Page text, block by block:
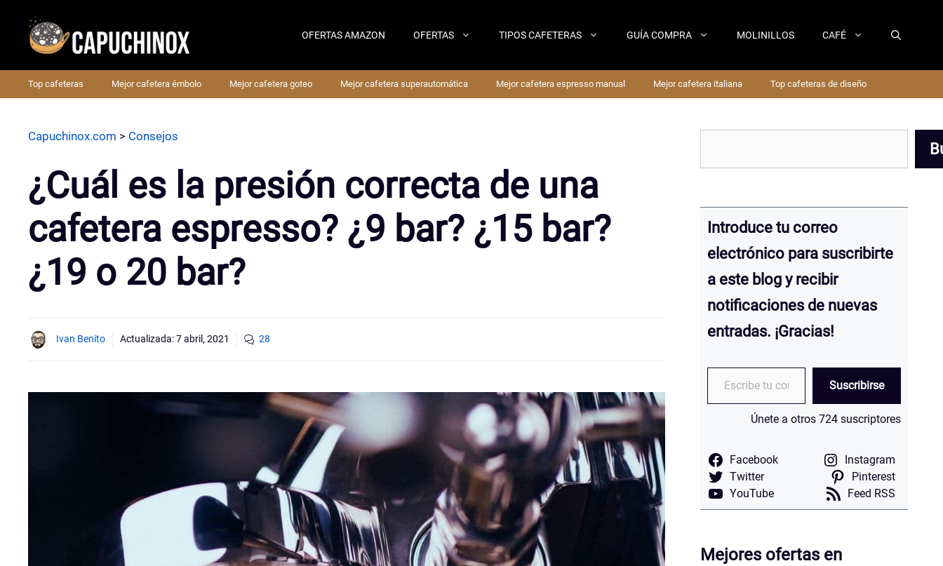
Saltar
OFERTAS AMAZON OFERTAS TIPOS CAFETERAS GUÍA COMPRA MOLINILLOS CAFÉ
Top cafeteras Mejor cafetera émbolo Mejor cafetera goteo Mejor cafetera superautomática Mejor cafetera espresso manual Mejor cafetera italiana Top cafeteras de diseño
Capuchinox.com > Consejos
¿Cuál es la presión correcta de una
cafetera espresso? ¿9 bar? ¿15 bar?
¿19 o 20 bar?
Ivan Benito Actualizada:7 abril, 2021 28
Introduce tu correo
electrónico para suscribirte
a este blog y recibir
notificaciones de nuevas
entradas. ¡Gracias!
Escribe tu correo electrónico…
Suscribirse
Únete a otros 724 suscriptores
Facebook
Instagram
Twitter
Pinterest
YouTube
Feed RSS
Mejores ofertas en